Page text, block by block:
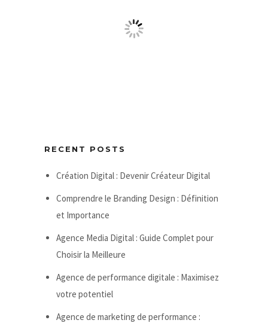
RECENT POSTS
Création Digital : Devenir Créateur Digital
Comprendre le Branding Design : Définition
et Importance
Agence Media Digital : Guide Complet pour
Choisir la Meilleure
Agence de performance digitale : Maximisez
votre potentiel
Agence de marketing de performance :